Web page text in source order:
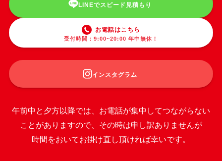
LINEでスピード見積もり
お電話はこちら
受付時間：9:00~20:00 年中無休！
インスタグラム
午前中と夕方以降では、お電話が集中してつながらない
ことがありますので、その時は申し訳ありませんが
時間をおいてお掛け直し頂ければ幸いです。